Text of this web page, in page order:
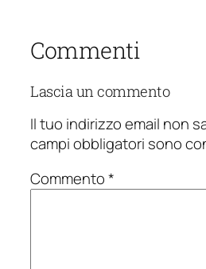
Commenti
Lascia un commento
Il tuo indirizzo email non
campi obbligatori sono
Commento*